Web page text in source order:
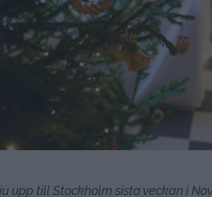
upp till Stockholm sista veckan i